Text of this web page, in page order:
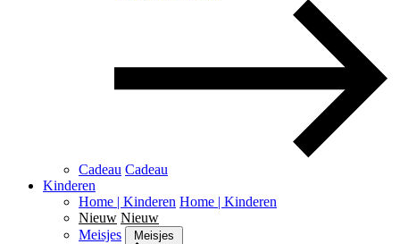
Cadeau Cadeau
Kinderen
Home | Kinderen Home | Kinderen
Nieuw Nieuw
Meisjes
Meisjes